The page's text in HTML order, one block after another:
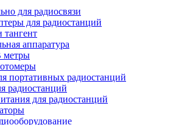
для радиосвязи
для радиостанций
тангент
аппаратура
портативных радиостанций
радиостанций
для радиостанций